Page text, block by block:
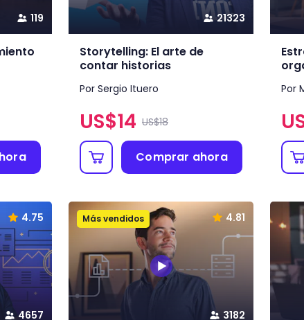
119 21323
Storytelling: El arte de
contar historias
Por Sergio Ituero
US$14 US$18
Comprar ahora
Por
4657
4.75 Más vendidos
3182
4.81